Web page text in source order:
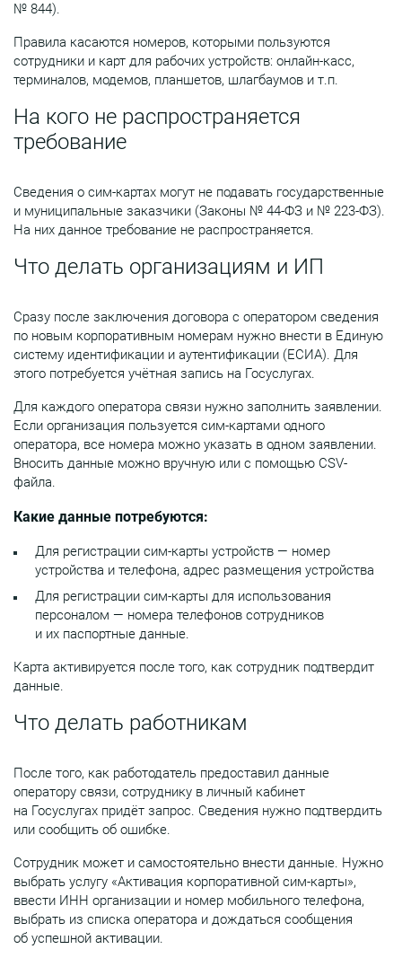
№ 844).
Правила касаются номеров, которыми пользуются
сотрудники и карт для рабочих устройств: онлайн-касс,
терминалов, модемов, планшетов, шлагбаумов и т.п.
На кого не распространяется
требование
Сведения о сим-картах могут не подавать государственные
и муниципальные заказчики (Законы № 44-ФЗ и № 223-ФЗ).
На них данное требование не распространяется.
Что делать организациям и ИП
Сразу после заключения договора с оператором сведения
по новым корпоративным номерам нужно внести в Единую
систему идентификации и аутентификации (ЕСИА). Для
этого потребуется учётная запись на Госуслугах.
Для каждого оператора связи нужно заполнить заявлении.
Если организация пользуется сим-картами одного
оператора, все номера можно указать в одном заявлении.
Вносить данные можно вручную или с помощью CSV-
файла.
Какие данные потребуются:
Для регистрации сим-карты устройств — номер
устройства и телефона, адрес размещения устройства
Для регистрации сим-карты для использования
персоналом — номера телефонов сотрудников
и их паспортные данные.
Карта активируется после того, как сотрудник подтвердит
данные.
Что делать работникам
После того, как работодатель предоставил данные
оператору связи, сотруднику в личный кабинет
на Госуслугах придёт запрос. Сведения нужно подтвердить
или сообщить об ошибке.
Сотрудник может и самостоятельно внести данные. Нужно
выбрать услугу «Активация корпоративной сим-карты»,
ввести ИНН организации и номер мобильного телефона,
выбрать из списка оператора и дождаться сообщения
об успешной активации.